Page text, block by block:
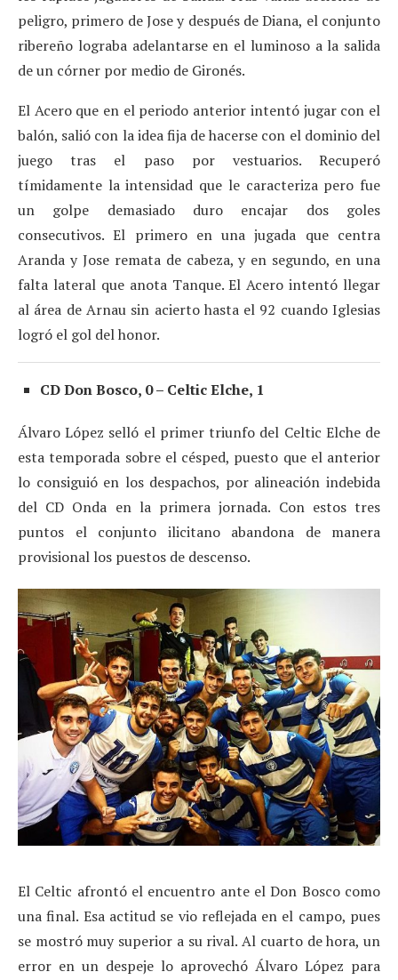
peligro, primero de Jose y después de Diana, el conjunto
ribereño lograba adelantarse en el luminoso a la salida
de un córner por medio de Gironés.
El Acero que en el periodo anterior intentó jugar con el
balón, salió con la idea fija de hacerse con el dominio del
juego tras el paso por vestuarios. Recuperó
tímidamente la intensidad que le caracteriza pero fue
un golpe demasiado duro encajar dos goles
consecutivos. El primero en una jugada que centra
Aranda y Jose remata de cabeza, y en segundo, en una
falta lateral que anota Tanque. El Acero intentó llegar
al área de Arnau sin acierto hasta el 92 cuando Iglesias
logró el gol del honor.
CD Don Bosco, 0 – Celtic Elche, 1
Álvaro López selló el primer triunfo del Celtic Elche de
esta temporada sobre el césped, puesto que el anterior
lo consiguió en los despachos, por alineación indebida
del CD Onda en la primera jornada. Con estos tres
puntos el conjunto ilicitano abandona de manera
provisional los puestos de descenso.
El Celtic afrontó el encuentro ante el Don Bosco como
una final. Esa actitud se vio reflejada en el campo, pues
se mostró muy superior a su rival. Al cuarto de hora, un
error en un despeje lo aprovechó Álvaro López para